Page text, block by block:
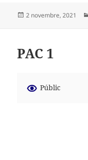
Publicat
2 novembre, 2021
PAC 1
Públic